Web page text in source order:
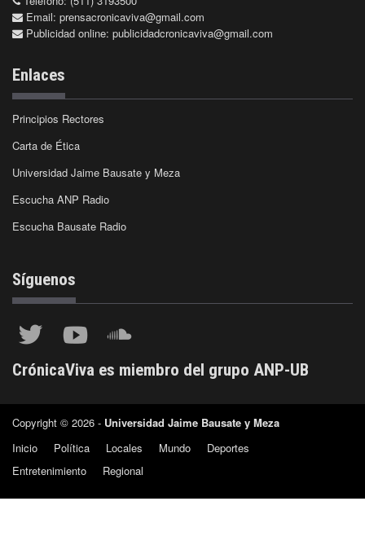
Email: prensacronicaviva@gmail.com
Publicidad online: publicidadcronicaviva@gmail.com
Enlaces
Principios Rectores
Carta de Ética
Universidad Jaime Bausate y Meza
Escucha ANP Radio
Escucha Bausate Radio
Síguenos
CrónicaViva es miembro del grupo ANP-UB
Copyright © 2026 - Universidad Jaime Bausate y Meza
Inicio
Política Locales Mundo
Deportes
Entretenimiento
Regional